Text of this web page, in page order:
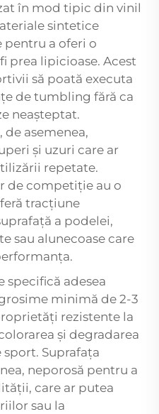
în mod tipic din vinil
sintetice
pentru a oferi o
prea lipicioase. Acest
să poată executa
de tumbling fără ca
neașteptat.
de asemenea,
și uzuri care ar
repetate.
de competiție au o
tracțiune
a podelei,
sau alunecoase care
specifică adesea
minimă de 2-3
rezistente la
și degradarea
Suprafața
neporosă pentru a
care ar putea
sau la